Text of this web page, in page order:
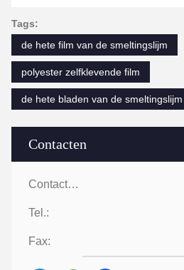
Contacten
Contacten:
Tel.:
Fax:
Tags:
de hete film van de smeltingslijm
polyester zelfklevende film
de hete bladen van de smeltingslijm